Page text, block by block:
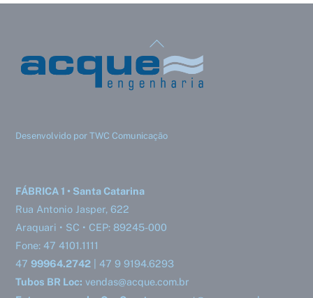
Back
To
Top
Desenvolvido por TWC Comunicação
FÁBRICA 1 • Santa Catarina
Rua Antonio Jasper, 622
Araquari • SC • CEP: 89245-000
Fone: 47 4101.1111
4799964.2742 | 47 9 9194.6293
Tubos BR Loc: vendas@acque.com.br